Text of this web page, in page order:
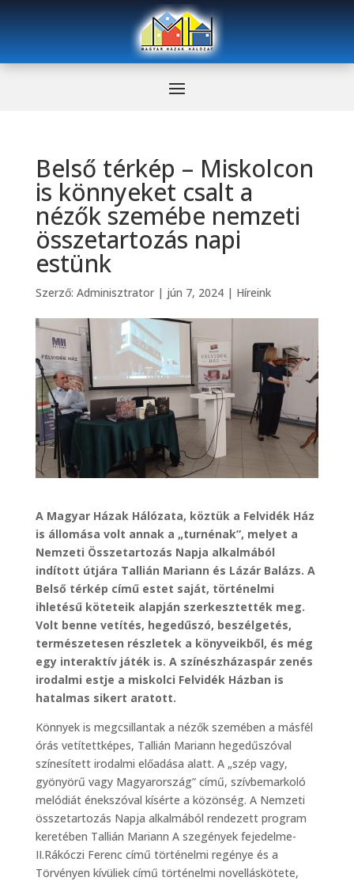
Belső térkép – Miskolcon
is könnyeket csalt a
nézők szemébe nemzeti
összetartozás napi
estünk
Szerző: Adminisztrator| jún 7, 2024| Híreink
A Magyar Házak Hálózata, köztük a Felvidék Ház
is állomása volt annak a „turnénak”, melyet a
Nemzeti Összetartozás Napja alkalmából
indított útjára Tallián Mariann és Lázár Balázs. A
Belső térkép című estet saját, történelmi
ihletésű köteteik alapján szerkesztették meg.
Volt benne vetítés, hegedűszó, beszélgetés,
természetesen részletek a könyveikből, és még
egy interaktív játék is. A színészházaspár zenés
irodalmi estje a miskolci Felvidék Házban is
hatalmas sikert aratott.
Könnyek is megcsillantak a nézők szemében a másfél
órás vetítettképes, Tallián Mariann hegedűszóval
színesített irodalmi előadása alatt. A „szép vagy,
gyönyörű vagy Magyarország” című, szívbemarkoló
melódiát énekszóval kísérte a közönség. A Nemzeti
összetartozás Napja alkalmából rendezett program
keretében Tallián Mariann A szegények fejedelme-
II.Rákóczi Ferenc című történelmi regénye és a
Törvényen kívüliek című történelmi novelláskötete,